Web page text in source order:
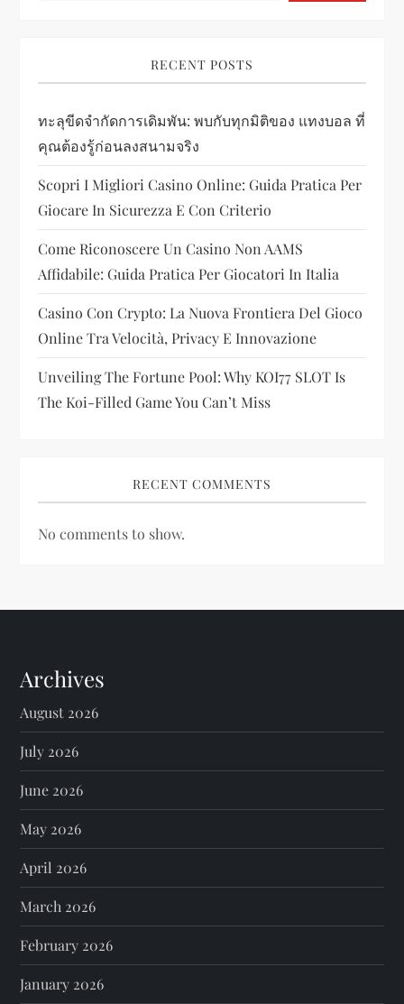
g
a
t
i
o
n
RECENT POSTS
ทะลุขีดจำกัดการเดิมพัน: พบกับทุกมิติของ แทงบอล ที่
คุณต้องรู้ก่อนลงสนามจริง
Scopri I Migliori Casino Online: Guida Pratica Per
Giocare In Sicurezza E Con Criterio
Come Riconoscere Un Casino Non AAMS
Affidabile: Guida Pratica Per Giocatori In Italia
Casino Con Crypto: La Nuova Frontiera Del Gioco
Online Tra Velocità, Privacy E Innovazione
Unveiling The Fortune Pool: Why KOI77 SLOT Is
The Koi-Filled Game You Can’t Miss
RECENT COMMENTS
No comments to show.
Archives
August 2026
July 2026
June 2026
May 2026
April 2026
March 2026
February 2026
January 2026